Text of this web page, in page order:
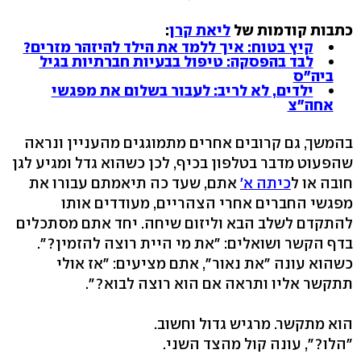
כתבות קודמות של ליאת קרן:
קיץ בטוח: איך ללמד את הילד להיזהר מזרים?
לבד בהפסקה: טיפול בבעיות חברתיות בגיל
ביה"ס
ילדים, לא לריב: לעבור בשלום את מפגשי
אחה"צ
בהמשך, גם קרובים אחרים מתמוגגים מהעניין ונראה
שהפעוט מדבר בטלפון בכיף, לכן כשהוא גדל ומגיע לגן
חובה או לכיתה א'אתם, שעד כה תיאמתם עבורו את
מפגשי החברים אחרי הצהריים, מעודדים אותו
להתקדם לשלב הבא וליזום שיחה. יחד אתם מסתכלים
בדף הקשר ושואלים: "את מי היית רוצה להזמין?".
כשהוא עונה "את נאור", אתם מציעים: "אז אולי
תתקשר אליו ותראה אם הוא רוצה לבוא?".
הוא מתקשר. מרגיש גדול וחשוב.
"הלו?", עונה קול מהצד השני.